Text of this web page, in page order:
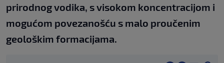
prirodnog vodika, s visokom koncentracijom i
mogućom povezanošću s malo proučenim
geološkim formacijama.